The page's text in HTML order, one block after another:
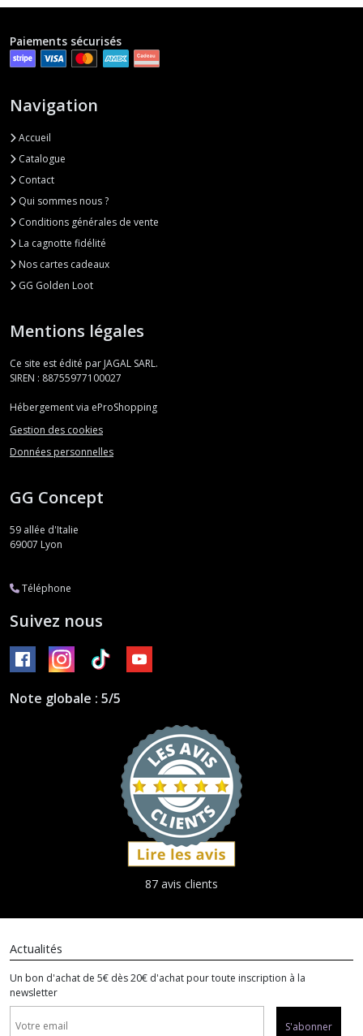
Paiements sécurisés
Navigation
Accueil
Catalogue
Contact
Qui sommes nous ?
Conditions générales de vente
La cagnotte fidélité
Nos cartes cadeaux
GG Golden Loot
Mentions légales
Ce site est édité par JAGAL SARL.
SIREN : 88755977100027
Hébergement via eProShopping
Gestion des cookies
Données personnelles
GG Concept
59 allée d'Italie
69007 Lyon
Téléphone
Suivez nous
Note globale : 5/5
87 avis clients
Actualités
Un bon d'achat de 5€ dès 20€ d'achat pour toute inscription à la
newsletter
S'abonner